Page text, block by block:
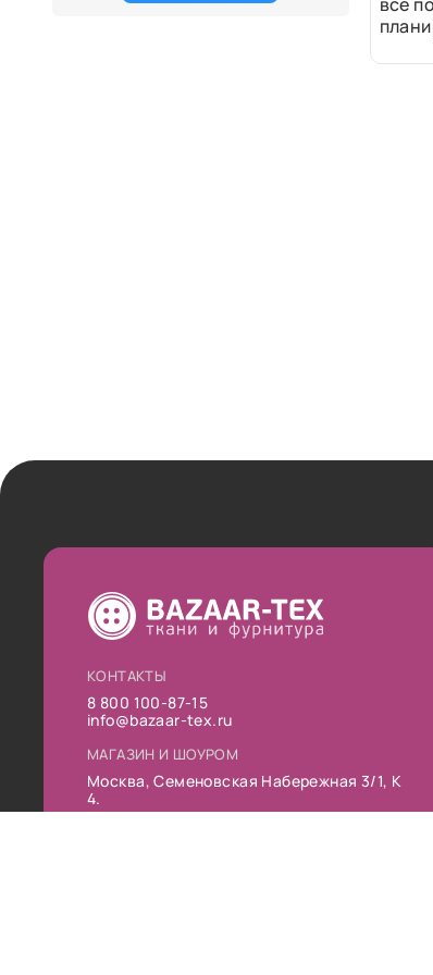
КОНТАКТЫ
8 800 100-87-15
info@bazaar-tex.ru
МАГАЗИН И ШОУРОМ
Москва, Семеновская Набережная 3/1, К
4.